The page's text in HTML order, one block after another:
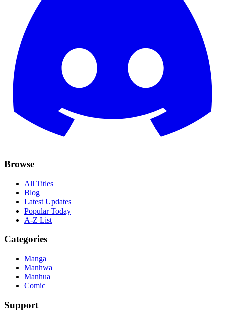
Browse
All Titles
Blog
Latest Updates
Popular Today
A-Z List
Categories
Manga
Manhwa
Manhua
Comic
Support